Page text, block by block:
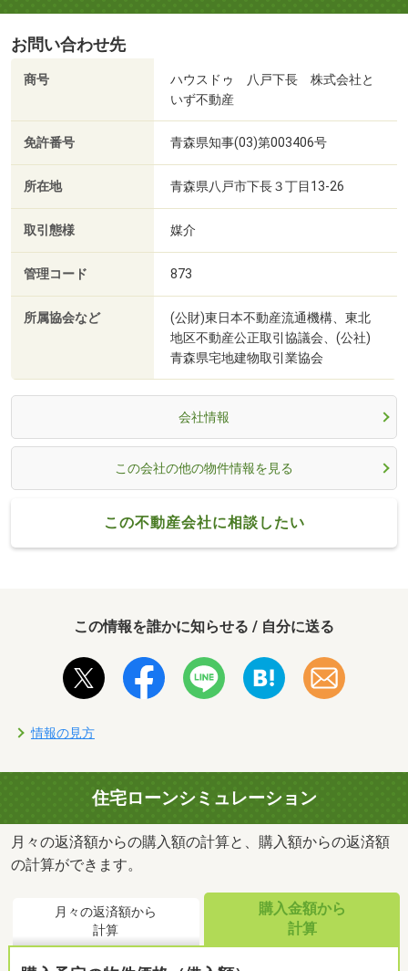
お問い合わせ先
商号
ハウスドゥ 八戸下長 株式会社と
いず不動産
免許番号 青森県知事(03)第003406号
所在地 青森県八戸市下長３丁目13-26
取引態様 媒介
管理コード 873
所属協会など
(公財)東日本不動産流通機構、東北
地区不動産公正取引協議会、(公社)
青森県宅地建物取引業協会
会社情報
この会社の他の物件情報を見る
この不動産会社に相談したい
この情報を誰かに知らせる / 自分に送る
情報の見方
住宅ローンシミュレーション
月々の返済額からの購入額の計算と、購入額からの返済額
の計算ができます。
月々の返済額から
計算
購入金額から
計算